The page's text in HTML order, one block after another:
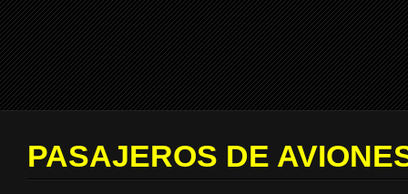
PASAJEROS DE